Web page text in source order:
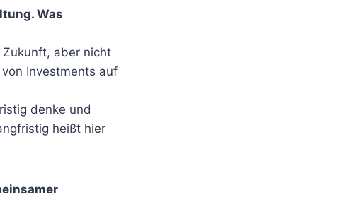
Was
Zukunft, aber nicht
Investments auf
denke und
heißt hier